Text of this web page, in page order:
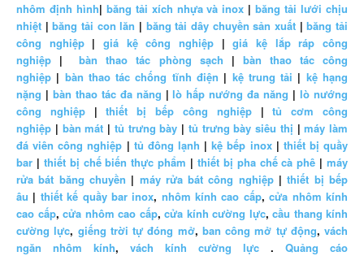
nhôm định hình| băng tải xích nhựa và inox |băng tải lưới chịu
nhiệt |băng tải con lăn | băng tải dây chuyền sản xuất |băng tải
công nghiệp|giá kệ công nghiệp |giá kệ lắp ráp công
nghiệp |bàn thao tác phòng sạch | bàn thao tác công
nghiệp | bàn thao tác chống tĩnh điện | kệ trung tải | kệ hạng
nặng | bàn thao tác đa năng |lò hấp nướng đa năng |lò nướng
công nghiệp|thiết bị bếp công nghiệp|tủ cơm công
nghiệp | bàn mát | tủ trưng bày | tủ trưng bày siêu thị |máy làm
đá viên công nghiệp | tủ đông lạnh |kệ bếp inox| thiết bị quầy
bar | thiết bị chế biến thực phẩm | thiết bị pha chế cà phê | máy
rửa bát băng chuyền | máy rửa bát công nghiệp|thiết bị bếp
âu | thiết kế quầy bar inox, nhôm kính cao cấp,cửa nhôm kính
cao cấp, cửa nhôm cao cấp, cửa kính cường lực, cầu thang kính
cường lực, giếng trời tự đóng mở, ban công mở tự động, vách
ngăn nhôm kính, vách kính cường lực . Quảng cáo